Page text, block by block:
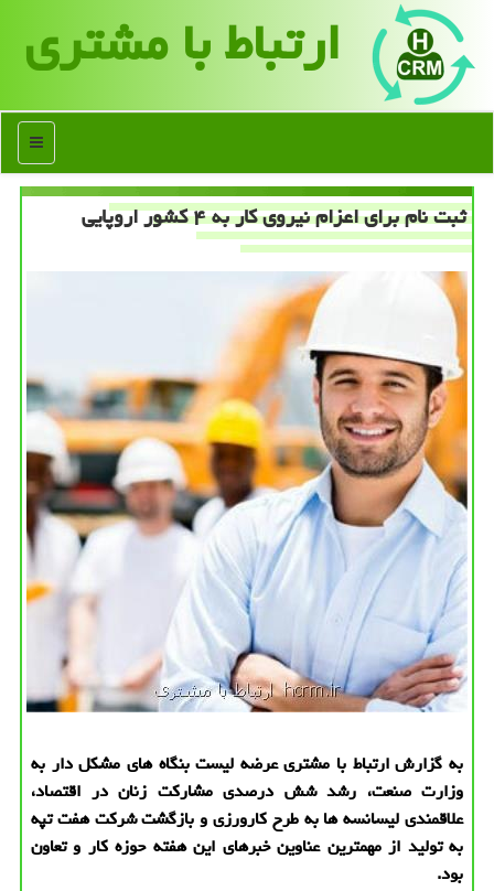
ارتباط با مشتری
منو
ثبت نام برای اعزام نیروی كار به ۴ كشور اروپایی
به گزارش ارتباط با مشتری عرضه لیست بنگاه های مشكل دار به
وزارت صنعت، رشد شش درصدی مشاركت زنان در اقتصاد،
علاقمندی لیسانسه ها به طرح كارورزی و بازگشت شركت هفت تپه
به تولید از مهمترین عناوین خبرهای این هفته حوزه كار و تعاون
بود.